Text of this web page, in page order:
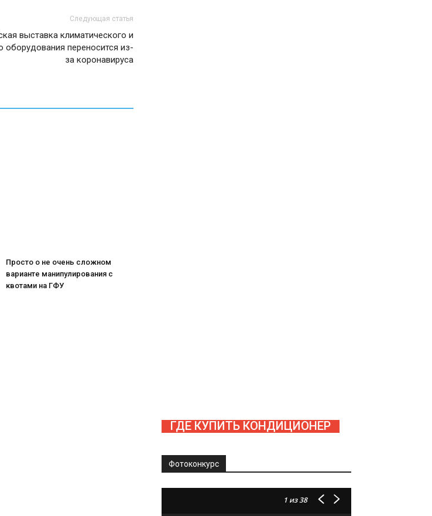
Следующая статья
выставка климатического и
оборудования переносится из-
за коронавируса
Просто о не очень сложном
варианте манипулирования с
квотами на ГФУ
ГДЕ КУПИТЬ КОНДИЦИОНЕР
Фотоконкурс
1 из 38